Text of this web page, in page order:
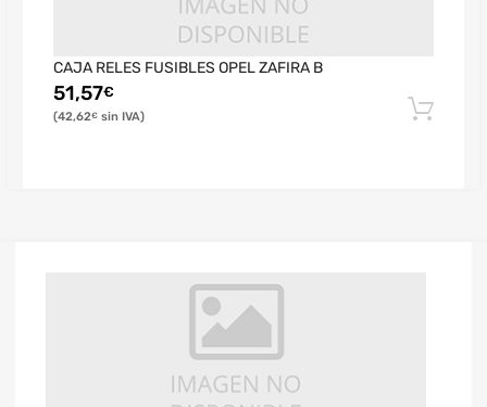
CAJA RELES FUSIBLES OPEL ZAFIRA B
51,57€
42,62€